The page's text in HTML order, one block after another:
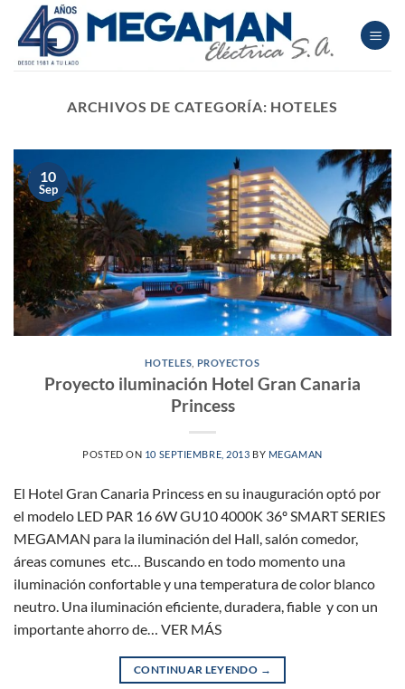
Saltar
contenido
ARCHIVOS DE CATEGORÍA: HOTELES
10
Sep
HOTELES PROYECTOS
Proyecto iluminación Hotel Gran Canaria
Princess
POSTED ON 10 SEPTIEMBRE, 2013 BY MEGAMAN
El Hotel Gran Canaria Princess en su inauguración optó por
el modelo LED PAR 16 6W GU10 4000K 36º SMART SERIES
MEGAMAN para la iluminación del Hall, salón comedor,
áreas comunes etc… Buscando en todo momento una
iluminación confortable y una temperatura de color blanco
neutro. Una iluminación eficiente, duradera, fiable y con un
importante ahorro de… VER MÁS
CONTINUAR LEYENDO →